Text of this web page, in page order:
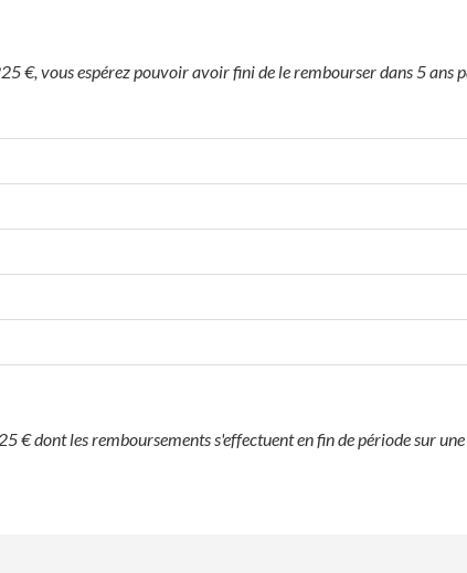
€, vous espérez pouvoir avoir fini de le rembourser dans 5 ans
€ dont les remboursements s'effectuent en fin de période sur